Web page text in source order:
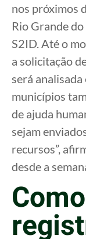
nos próximos
Rio Grande
S2ID. Até o
a solicitação
será
municípios
de ajuda
sejam
recursos”,
desde a